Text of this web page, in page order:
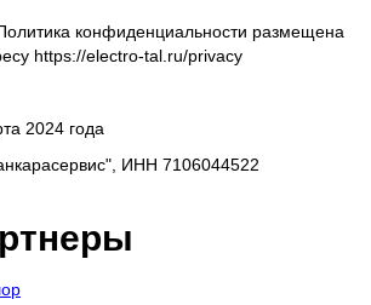
конфиденциальности размещена
https://electro-tal.ru/privacy
2024 года
ИНН 7106044522